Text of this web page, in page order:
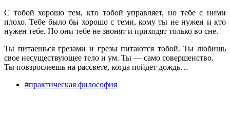
С тобой хорошо тем, кто тобой управляет, но тебе с ними
плохо. Тебе было бы хорошо с теми, кому ты не нужен и кто
нужен тебе. Но они тебе не звонят и приходят только во сне.
Ты питаешься грезами и грезы питаются тобой. Ты любишь
свое несуществующее тело и ум. Ты — само совершенство.
Ты повзрослеешь на рассвете, когда пойдет дождь…
#практическая философия